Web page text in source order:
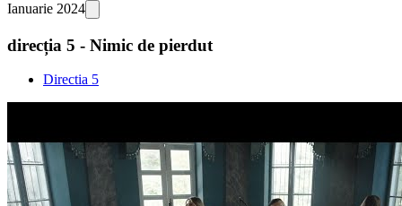
Ianuarie 2024
direcția 5 - Nimic de pierdut
Directia 5